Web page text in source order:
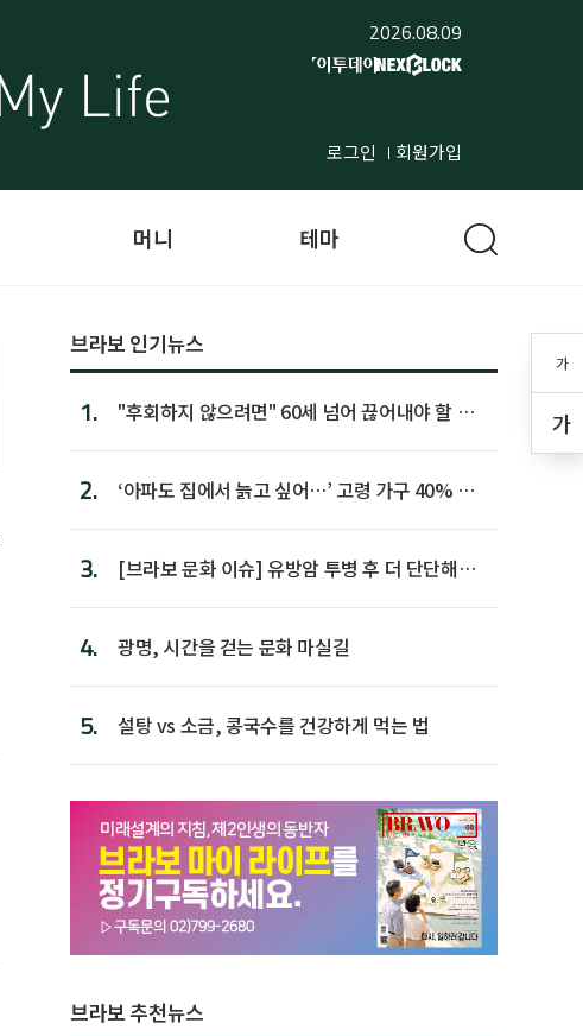
2026.08.09
로그인 회원가입
가
가
머니 테마
브라보 인기뉴스
1.
"후회하지 않으려면" 60세 넘어 끊어내야 할 사
2.
‘아파도 집에서 늙고 싶어…’ 고령 가구 40% 노
3.
[브라보 문화 이슈] 유방암 투병 후 더 단단해진
4. 광명, 시간을 걷는 문화 마실길
5. 설탕 vs 소금, 콩국수를 건강하게 먹는 법
브라보 추천뉴스